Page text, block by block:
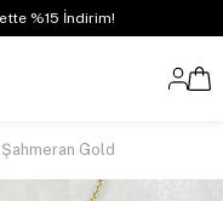
%15 İndirim!
Şahmeran Gold